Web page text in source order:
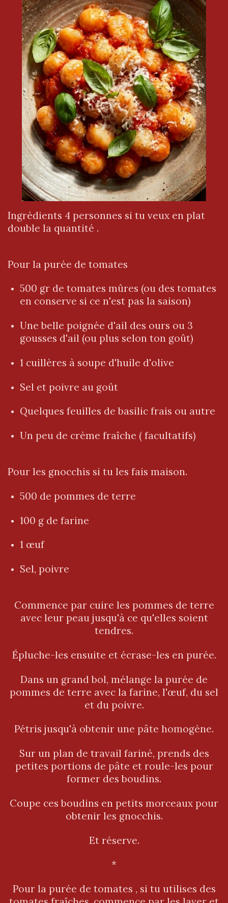
Ingrédients 4 personnes si tu veux en plat
double la quantité .
Pour la purée de tomates
500 gr de tomates mûres (ou des tomates
en conserve si ce n'est pas la saison)
Une belle poignée d'ail des ours ou 3
gousses d'ail (ou plus selon ton goût)
1 cuillères à soupe d'huile d'olive
Sel et poivre au goût
Quelques feuilles de basilic frais ou autre
Un peu de crème fraîche ( facultatifs)
Pour les gnocchis si tu les fais maison.
500 de pommes de terre
100 g de farine
1 œuf
Sel, poivre
Commence par cuire les pommes de terre
avec leur peau jusqu'à ce qu'elles soient
tendres.
Épluche-les ensuite et écrase-les en purée.
Dans un grand bol, mélange la purée de
pommes de terre avec la farine, l'œuf, du sel
et du poivre.
Pétris jusqu'à obtenir une pâte homogène.
Sur un plan de travail fariné, prends des
petites portions de pâte et roule-les pour
former des boudins.
Coupe ces boudins en petits morceaux pour
obtenir les gnocchis.
Et réserve.
*
Pour la purée de tomates , si tu utilises des